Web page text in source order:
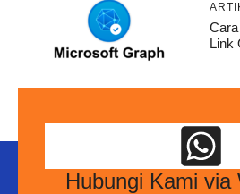
Link
Hubungi Kami via